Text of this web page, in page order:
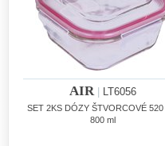
AIR| LT6056
SET 2KS DÓZY ŠTVORCOVÉ 520
800 ml